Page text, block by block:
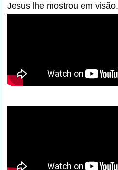
Jesus lhe mostrou em visão.